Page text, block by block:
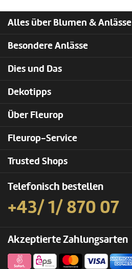
Alles über Blumen & Anlässe
Besondere Anlässe
Dies und Das
Dekotipps
Über Fleurop
Fleurop-Service
Trusted Shops
Telefonisch bestellen
+43/ 1/ 870 07
Akzeptierte Zahlungsarten